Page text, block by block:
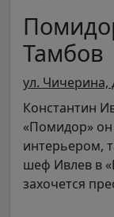
Тамбов
ул. Чичерина,
Константин
«Помидор» он
интерьером,
шеф Ивлев в
захочется